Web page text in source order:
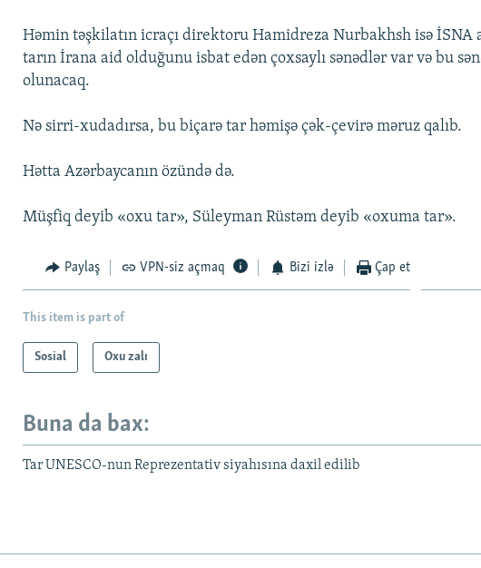
Həmin təşkilatın icraçı direktoru Hamidreza Nurbakhsh isə
tarın İrana aid olduğunu isbat edən çoxsaylı sənədlər var və bu
olunacaq.
Nə sirri-xudadırsa, bu biçarə tar həmişə çək-çevirə məruz qalıb.
Hətta Azərbaycanın özündə də.
Müşfiq deyib «oxu tar», Süleyman Rüstəm deyib «oxuma tar».
Paylaş VPN-siz açmaq Bizi izlə Çap et
This item is part of
Sosial Oxu zalı
Buna da bax:
Tar UNESCO-nun Reprezentativ siyahısına daxil edilib